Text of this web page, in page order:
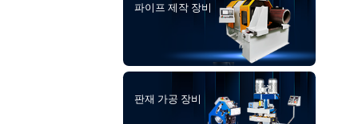
파이프 제작 장비
판재 가공 장비